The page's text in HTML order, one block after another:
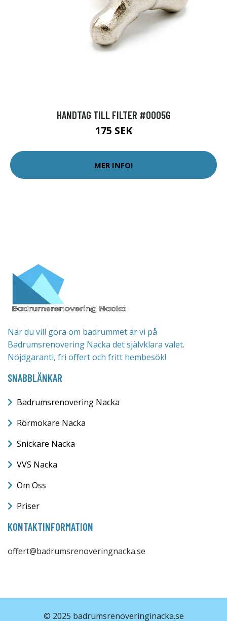
HANDTAG TILL FILTER #0005G
175 SEK
MER INFO!
När du vill göra om badrummet är vi på
Badrumsrenovering Nacka det självklara valet.
Nöjdgaranti, fri offert och fritt hembesök!
SNABBLÄNKAR
Badrumsrenovering Nacka
Rörmokare Nacka
Snickare Nacka
VVS Nacka
Om Oss
Priser
KONTAKTINFORMATION
offert@badrumsrenoveringnacka.se
© 2025 badrumsrenoveringinacka.se